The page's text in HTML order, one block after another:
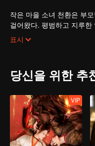
작은 마을 소녀 천환은 부
걸어왔다. 평범하고 지루
견디고, 마침내 그들은 고
곁에 있었고, 한 번도 헤어
표시
당신을 위한 추
VIP